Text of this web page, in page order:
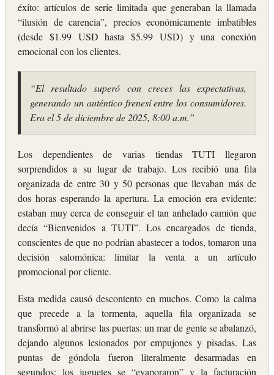
éxito: artículos de serie limitada que generaban la llamada
“ilusión de carencia”, precios económicamente imbatibles
(desde $1.99 USD hasta $5.99 USD) y una conexión
emocional con los clientes.
“El resultado superó con creces las expectativas,
generando un auténtico frenesí entre los consumidores.
Era el 5 de diciembre de 2025, 8:00 a.m.”
Los dependientes de varias tiendas TUTI llegaron
sorprendidos a su lugar de trabajo. Los recibió una fila
organizada de entre 30 y 50 personas que llevaban más de
dos horas esperando la apertura. La emoción era evidente:
estaban muy cerca de conseguir el tan anhelado camión que
decía “Bienvenidos a TUTI”. Los encargados de tienda,
conscientes de que no podrían abastecer a todos, tomaron una
decisión salomónica: limitar la venta a un artículo
promocional por cliente.
Esta medida causó descontento en muchos. Como la calma
que precede a la tormenta, aquella fila organizada se
transformó al abrirse las puertas: un mar de gente se abalanzó,
dejando algunos lesionados por empujones y pisadas. Las
puntas de góndola fueron literalmente desarmadas en
segundos; los juguetes se “evaporaron” y la facturación